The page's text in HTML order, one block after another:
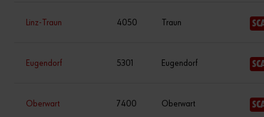
Linz-Traun 4050 Traun
Eugendorf 5301 Eugendorf
Oberwart 7400 Oberwart